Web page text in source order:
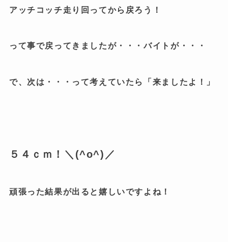
アッチコッチ走り回ってから戻ろう！
って事で戻ってきましたが・・・バイトが・・・
で、次は・・・って考えていたら「来ましたよ！」
５４ｃｍ！＼(^o^)／
頑張った結果が出ると嬉しいですよね！